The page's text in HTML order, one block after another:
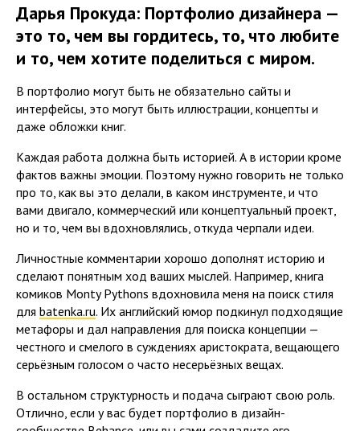
Дарья Прокуда: Портфолио дизайнера —
это то, чем вы гордитесь, то, что любите
и то, чем хотите поделиться с миром.
В портфолио могут быть не обязательно сайты и
интерфейсы, это могут быть иллюстрации, концепты и
даже обложки книг.
Каждая работа должна быть историей. А в истории кроме
фактов важны эмоции. Поэтому нужно говорить не только
про то, как вы это делали, в каком инструменте, и что
вами двигало, коммерческий или концептуальный проект,
но и то, чем вы вдохновлялись, откуда черпали идеи.
Личностные комментарии хорошо дополнят историю и
сделают понятным ход ваших мыслей. Например, книга
комиков Monty Pythons вдохновила меня на поиск стиля
для batenka.ru. Их английский юмор подкинул подходящие
метафоры и дал направления для поиска концепции —
честного и смелого в суждениях аристократа, вещающего
серьёзным голосом о часто несерьёзных вещах.
В остальном структурность и подача сыграют свою роль.
Отлично, если у вас будет портфолио в дизайн-